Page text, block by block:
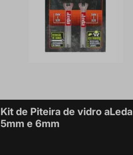
Kit de Piteira de vidro aLeda
5mm e 6mm